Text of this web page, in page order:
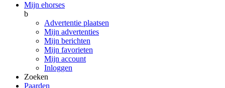
Mijn ehorses
b
Advertentie plaatsen
Mijn advertenties
Mijn berichten
Mijn favorieten
Mijn account
Inloggen
Zoeken
Paarden